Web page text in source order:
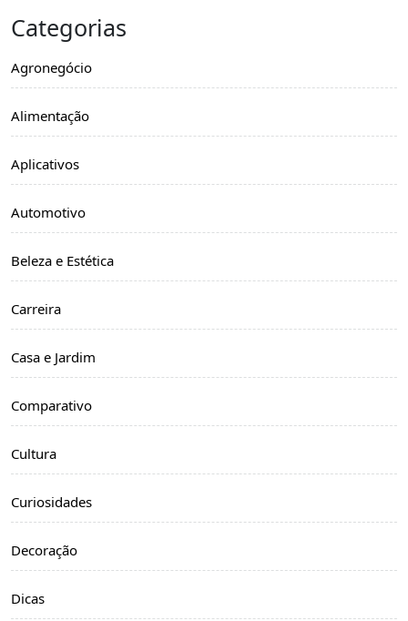
Categorias
Agronegócio
Alimentação
Aplicativos
Automotivo
Beleza e Estética
Carreira
Casa e Jardim
Comparativo
Cultura
Curiosidades
Decoração
Dicas